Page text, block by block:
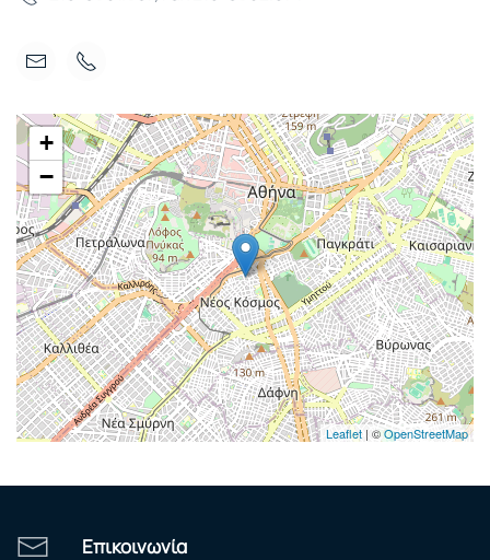
+
−
Leaflet | ©OpenStreetMap
Επικοινωνία